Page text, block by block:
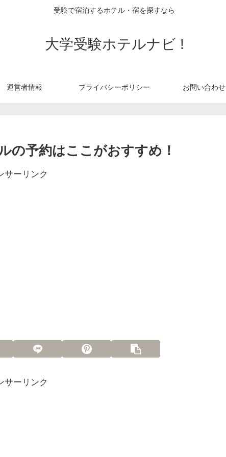
受験で宿泊するホテル・宿を探すなら
大学受験ホテルナビ !
運営者情報 プライバシーポリシー お問い合わせ
の予約はここがおすすめ！
サーリンク
サーリンク